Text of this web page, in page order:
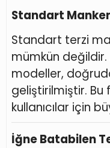
Standart
Standart terzi
mümkün
modeller,
geliştirilmiştir. Bu
kullanıcılar için
İğne Batabilen